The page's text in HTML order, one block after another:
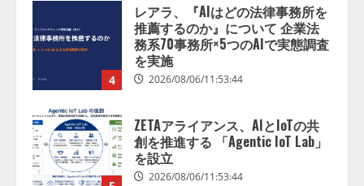
2026/08/06/11:53:44
5
ZETAアライアンス、AIとIoTの共
創を推進する 「Agentic IoT Lab」
を設立
AI駆動開発の推進に向けて
「TinhVan Technologies JSC.」と業